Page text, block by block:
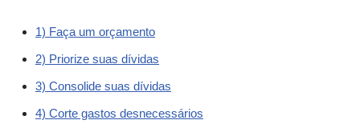
1) Faça um orçamento
2) Priorize suas dívidas
3) Consolide suas dívidas
4) Corte gastos desnecessários